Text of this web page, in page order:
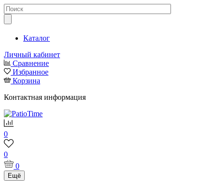
Каталог
Личный кабинет
Сравнение
Избранное
Корзина
Контактная информация
0
0
0
Ещё